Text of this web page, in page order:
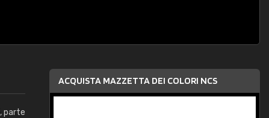
, parte
ACQUISTA MAZZETTA DEI COLORI NCS